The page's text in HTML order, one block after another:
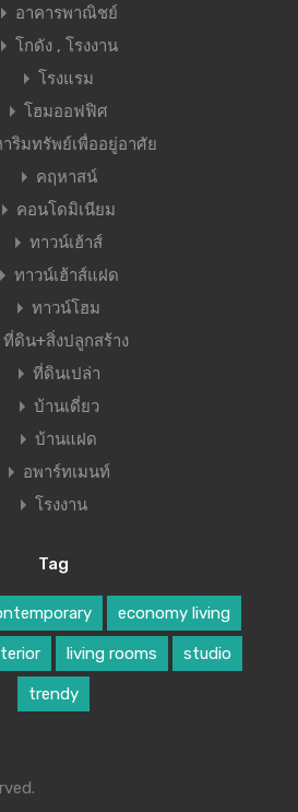
อาคารพาณิชย์
โกดัง , โรงงาน
โรงแรม
โฮมออฟฟิศ
าริมทรัพย์เพื่ออยู่อาศัย
คฤหาสน์
คอนโดมิเนียม
ทาวน์เฮ้าส์
ทาวน์เฮ้าส์แฝด
ทาวน์โฮม
ที่ดิน+สิ่งปลูกสร้าง
ที่ดินเปล่า
บ้านเดี่ยว
บ้านแฝด
อพาร์ทเมนท์
โรงงาน
Tag
economy living
living rooms studio
trendy